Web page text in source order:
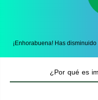
¡Enhorabuena! Has
¿Por qué es